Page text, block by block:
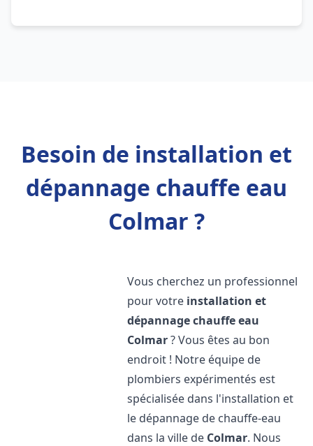
Besoin de installation et
dépannage chauffe eau
Colmar ?
Vous cherchez un professionnel
pour votre installation et
dépannage chauffe eau
Colmar? Vous êtes au bon
endroit ! Notre équipe de
plombiers expérimentés est
spécialisée dans l'installation et
le dépannage de chauffe-eau
dans la ville de Colmar. Nous